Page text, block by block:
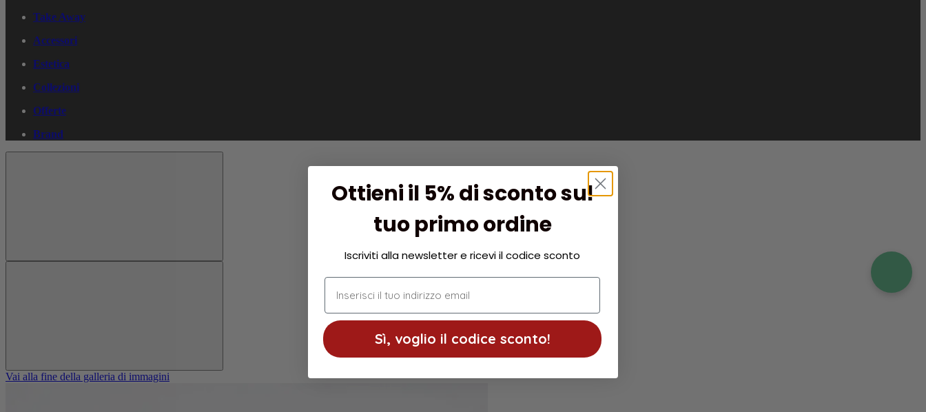
Take Away
Accessori
Estetica
Collezioni
Offerte
Brand
Vai alla fine della galleria di immagini
Ottieni il 5% di sconto sul
tuo primo ordine
Iscriviti alla newsletter e ricevi il codice sconto
indirizzo email
Sì, voglio il codice sconto!